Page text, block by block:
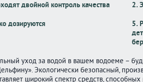
двойной контроль качества
дозируются
2.
5.
уход за водой в вашем водоеме –
Экологически безопасный,
широкий спектр средств,